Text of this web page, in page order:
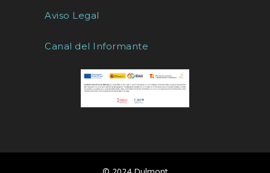
Aviso Legal
Canal del Informante